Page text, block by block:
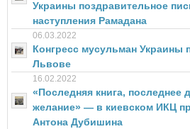
Украины поздравительное
наступления Рамадана
06.03.2022
Конгресс мусульман Украины
Львове
16.02.2022
«Последняя книга, последнее
желание» — в киевском ИКЦ
Антона Дубишина